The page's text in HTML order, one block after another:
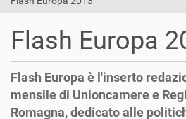
Flash Europa
Flash Europa è l'inserto
mensile di Unioncamere e
Romagna, dedicato alle